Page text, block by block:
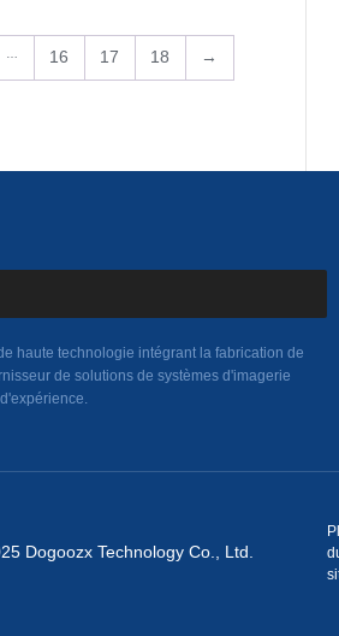
16 17 18 →
haute technologie intégrant la fabrication de
de solutions de systèmes d'imagerie
Dogoozx Technology Co., Ltd.